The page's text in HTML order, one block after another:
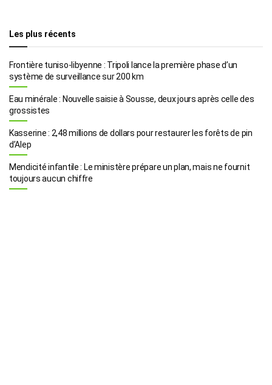
Les plus récents
Frontière tuniso-libyenne : Tripoli lance la première phase d’un
système de surveillance sur 200 km
Eau minérale : Nouvelle saisie à Sousse, deux jours après celle des
grossistes
Kasserine : 2,48 millions de dollars pour restaurer les forêts de pin
d’Alep
Mendicité infantile : Le ministère prépare un plan, mais ne fournit
toujours aucun chiffre